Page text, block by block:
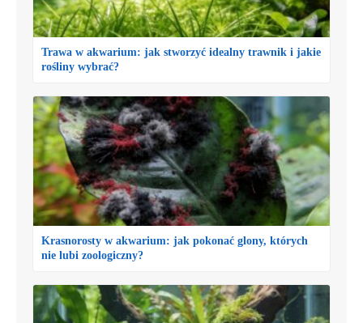
Trawa w akwarium: jak stworzyć idealny trawnik i jakie
rośliny wybrać?
Krasnorosty w akwarium: jak pokonać glony, których
nie lubi zoologiczny?